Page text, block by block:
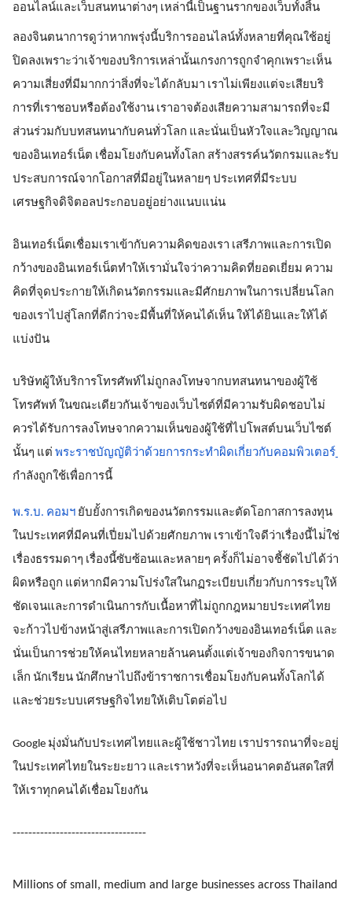
ออนไลน์และเว็บสนทนาต่างๆ เหล่านี้เป็นฐานรากของเว็บทั้งสิ้น
ลองจินตนาการดูว่าหากพรุ่งนี้บริการออนไลน์ทั้งหลายที่คุณใช้อยู่
ปิดลงเพราะว่าเจ้าของบริการเหล่านั้นเกรงการถูกจำคุกเพราะเห็น
ความเสี่ยงที่มีมากกว่าสิ่งที่จะได้กลับมา เราไม่เพียงแต่จะเสียบริ
การที่เราชอบหรือต้องใช้งาน เราอาจต้องเสียความสามารถที่จะมี
ส่วนร่วมกับบทสนทนากับคนทั่วโลก และนั่นเป็นหัวใจและวิญญาณ
ของอินเทอร์เน็ต เชื่อมโยงกับคนทั้งโลก สร้างสรรค์นวัตกรมและรับ
ประสบการณ์จากโอกาสที่มีอยู่ในหลายๆ ประเทศที่มีระบบ
เศรษฐกิจดิจิตอลประกอบอยู่อย่างแนบแน่น
อินเทอร์เน็ตเชื่อมเราเข้ากับความคิดของเรา เสรีภาพและการเปิด
กว้างของอินเทอร์เน็ตทำให้เรามั่นใจว่าความคิดที่ยอดเยี่ยม ความ
คิดที่จุดประกายให้เกิดนวัตกรรมและมีศักยภาพในการเปลี่ยนโลก
ของเราไปสู่โลกที่ดีกว่าจะมีพื้นที่ให้คนได้เห็น ให้ได้ยินและให้ได้
แบ่งปัน
บริษัทผู้ให้บริการโทรศัพท์ไม่ถูกลงโทษจากบทสนทนาของผู้ใช้
โทรศัพท์ ในขณะเดียวกันเจ้าของเว็บไซต์ที่มีความรับผิดชอบไม่
ควรได้รับการลงโทษจากความเห็นของผู้ใช้ที่ไปโพสต์บนเว็บไซต์
นั้นๆ แต่ พระราชบัญญัติว่าด้วยการกระทำผิดเกี่ยวกับคอมพิวเตอร์
กำลังถูกใช้เพื่อการนี้
พ.ร.บ. คอมฯ​ ยับยั้งการเกิดของนวัตกรรมและตัดโอกาสการลงทุน
ในประเทศที่มีคนที่เปี่ยมไปด้วยศักยภาพ เราเข้าใจดีว่าเรื่องนี้ไม่่ใช่
เรื่องธรรมดาๆ เรื่องนี้ซับซ้อนและหลายๆ ครั้งก็ไม่อาจชี้ชัดไปได้ว่า
ผิดหรือถูก แต่หากมีความโปร่งใสในกฏระเบียบเกี่ยวกับการระบุให้
ชัดเจนและการดำเนินการกับเนื้อหาที่ไม่ถูกกฎหมายประเทศไทย
จะก้าวไปข้างหน้าสู่เสรีภาพและการเปิดกว้างของอินเทอร์เน็ต และ
นั่นเป็นการช่วยให้คนไทยหลายล้านคนตั้งแต่เจ้าของกิจการขนาด
เล็ก นักเรียน นักศึกษาไปถึงข้าราชการเชื่อมโยงกับคนทั้งโลกได้
และช่วยระบบเศรษฐกิจไทยให้เติบโตต่อไป
Google มุ่งมั่นกับประเทศไทยและผู้ใช้ชาวไทย เราปรารถนาที่จะอยู่
ในประเทศไทยในระยะยาว และเราหวังที่จะเห็นอนาคตอันสดใสที่
ให้เราทุกคนได้เชื่อมโยงกัน
----------------------------------
Millions of small, medium and large businesses across Thailand